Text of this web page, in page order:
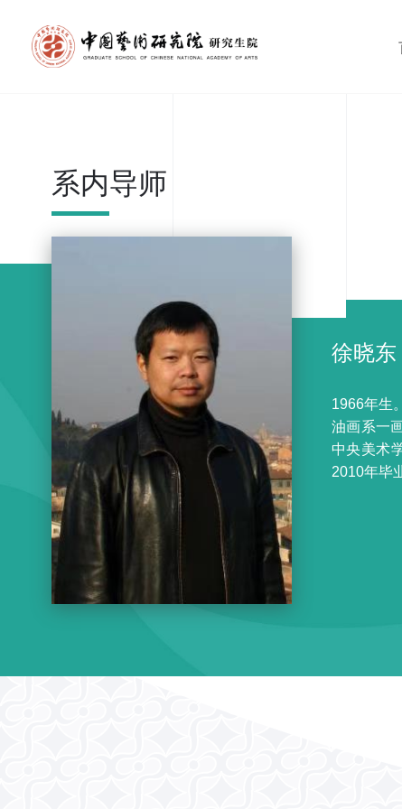
系内导师
徐晓东
1966年生
油画系一
中央美术
2010年毕